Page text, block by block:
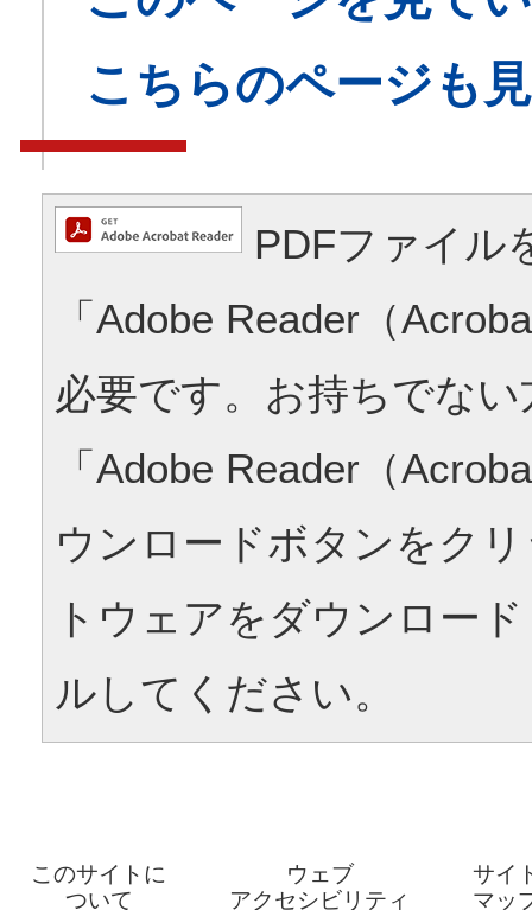
こちらのページも
PDFファイル
「Adobe Reader（
必要です。お持ちでな
「Adobe Reader（
ウンロードボタンをク
トウェアをダウンロー
ルしてください。
このサイトに
ついて
ウェブ
アクセシビリティ
サイ
マッ